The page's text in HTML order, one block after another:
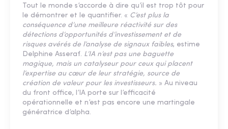
Tout le monde s’accorde à dire qu’il est trop tôt pour
le démontrer et le quantifier. « C’est plus la
conséquence d’une meilleure réactivité sur des
détections d’opportunités d’investissement et de
risques avérés de l’analyse de signaux faibles, estime
Delphine Asseraf. L’IA n’est pas une baguette
magique, mais un catalyseur pour ceux qui placent
l’expertise au cœur de leur stratégie, source de
création de valeur pour les investisseurs. » Au niveau
du front office, l’IA porte sur l’efficacité
opérationnelle et n’est pas encore une martingale
génératrice d’alpha.